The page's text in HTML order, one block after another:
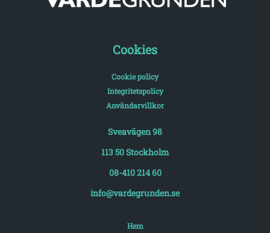
Cookies
Cookie policy
Integritetspolicy
Användarvillkor
Sveavägen 98
113 50 Stockholm
08-410 214 60
info@vardegrunden.se
Hem